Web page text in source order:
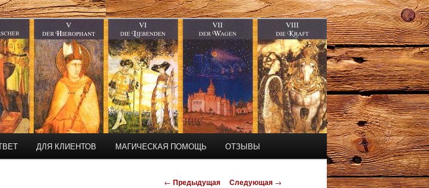
ДЛЯ КЛИЕНТОВ МАГИЧЕСКАЯ ПОМОЩЬ ОТЗЫВЫ
Навигация
← Предыдущая Следующая →